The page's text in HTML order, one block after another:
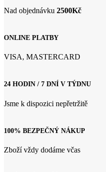
Nad objednávku 2500Kč
ONLINE PLATBY
VISA, MASTERCARD
24 HODIN / 7 DNÍ V TÝDNU
Jsme k dispozici nepřetržitě
100% BEZPEČNÝ NÁKUP
Zboží vždy dodáme včas